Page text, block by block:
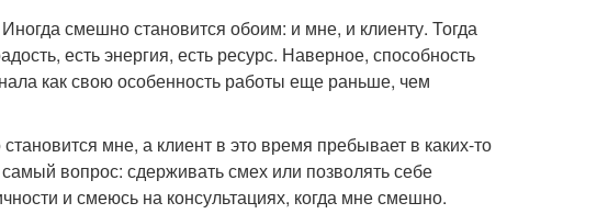
смешно становится обоим: и мне, и клиенту. Тогда
есть энергия, есть ресурс. Наверное, способность
как свою особенность работы еще раньше, чем
мне, а клиент в это время пребывает в каких-то
вопрос: сдерживать смех или позволять себе
и смеюсь на консультациях, когда мне смешно.